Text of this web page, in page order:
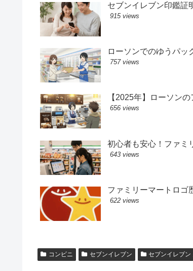
セブンイレブン印鑑証
915 views
ローソンでのゆうパッ
757 views
【2025年】ローソン
656 views
初心者も安心！ファミ
643 views
ファミリーマートロゴ
622 views
コンビニ セブンイレブン セブンイレブン